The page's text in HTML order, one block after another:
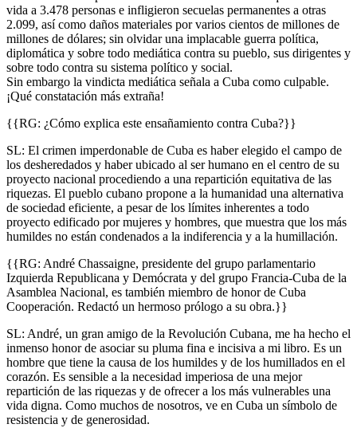
vida a 3.478 personas e infligieron secuelas permanentes a otras
2.099, así como daños materiales por varios cientos de millones de
millones de dólares; sin olvidar una implacable guerra política,
diplomática y sobre todo mediática contra su pueblo, sus dirigentes y
sobre todo contra su sistema político y social.
Sin embargo la vindicta mediática señala a Cuba como culpable.
¡Qué constatación más extraña!
{{RG: ¿Cómo explica este ensañamiento contra Cuba?}}
SL: El crimen imperdonable de Cuba es haber elegido el campo de
los desheredados y haber ubicado al ser humano en el centro de su
proyecto nacional procediendo a una repartición equitativa de las
riquezas. El pueblo cubano propone a la humanidad una alternativa
de sociedad eficiente, a pesar de los límites inherentes a todo
proyecto edificado por mujeres y hombres, que muestra que los más
humildes no están condenados a la indiferencia y a la humillación.
{{RG: André Chassaigne, presidente del grupo parlamentario
Izquierda Republicana y Demócrata y del grupo Francia-Cuba de la
Asamblea Nacional, es también miembro de honor de Cuba
Cooperación. Redactó un hermoso prólogo a su obra.}}
SL: André, un gran amigo de la Revolución Cubana, me ha hecho el
inmenso honor de asociar su pluma fina e incisiva a mi libro. Es un
hombre que tiene la causa de los humildes y de los humillados en el
corazón. Es sensible a la necesidad imperiosa de una mejor
repartición de las riquezas y de ofrecer a los más vulnerables una
vida digna. Como muchos de nosotros, ve en Cuba un símbolo de
resistencia y de generosidad.